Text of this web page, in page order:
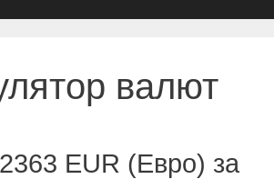
валют
EUR (Евро) за